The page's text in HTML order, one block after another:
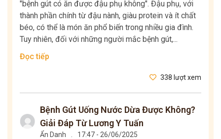
"bệnh gút có ăn được đậu phụ không". Đậu phụ, với
thành phần chính từ đậu nành, giàu protein và ít chất
béo, có thể là món ăn phổ biến trong nhiều gia đình.
Tuy nhiên, đối với những người mắc bệnh gút,...
Đọc tiếp
338 lượt xem
Bệnh Gút Uống Nước Dừa Được Không?
Giải Đáp Từ Lương Y Tuấn
Ẩn Danh 17:47 - 26/06/2025